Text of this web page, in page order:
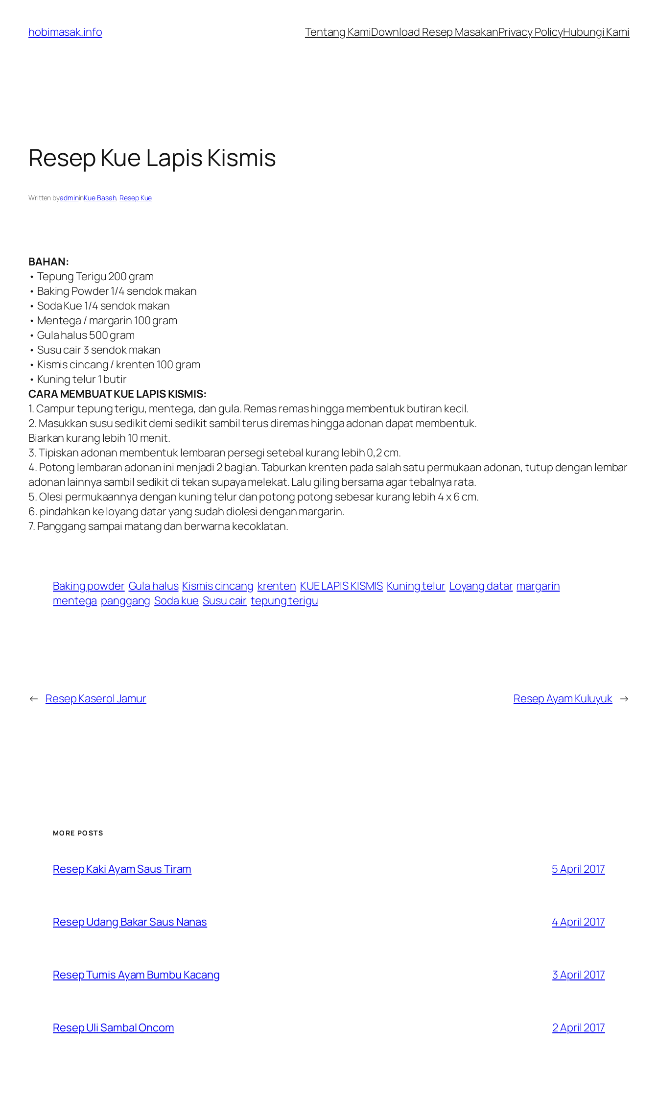
content
hobimasak.info Tentang KamiDownload Resep MasakanPrivacy PolicyHubungi Kami
Resep Kue Lapis Kismis
Written byadmininKue Basah, Resep Kue
BAHAN:
• Tepung Terigu 200 gram
• Baking Powder 1/4 sendok makan
• Soda Kue 1/4 sendok makan
• Mentega / margarin 100 gram
• Gula halus 500 gram
• Susu cair 3 sendok makan
• Kismis cincang / krenten 100 gram
• Kuning telur 1 butir
CARA MEMBUAT KUE LAPIS KISMIS:
1. Campur tepung terigu, mentega, dan gula. Remas remas hingga membentuk butiran kecil.
2. Masukkan susu sedikit demi sedikit sambil terus diremas hingga adonan dapat membentuk.
Biarkan kurang lebih 10 menit.
3. Tipiskan adonan membentuk lembaran persegi setebal kurang lebih 0,2 cm.
4. Potong lembaran adonan ini menjadi 2 bagian. Taburkan krenten pada salah satu permukaan adonan, tutup dengan lembar
adonan lainnya sambil sedikit di tekan supaya melekat. Lalu giling bersama agar tebalnya rata.
5. Olesi permukaannya dengan kuning telur dan potong potong sebesar kurang lebih 4 x 6 cm.
6. pindahkan ke loyang datar yang sudah diolesi dengan margarin.
7. Panggang sampai matang dan berwarna kecoklatan.
Baking powder Gula halus Kismis cincang krenten KUE LAPIS KISMIS Kuning telur Loyang datar margarin
mentega panggang Soda kue Susu cair tepung terigu
← Resep Kaserol Jamur Resep Ayam Kuluyuk →
MORE POSTS
Resep Kaki Ayam Saus Tiram 5 April 2017
Resep Udang Bakar Saus Nanas 4 April 2017
Resep Tumis Ayam Bumbu Kacang 3 April 2017
Resep Uli Sambal Oncom 2 April 2017